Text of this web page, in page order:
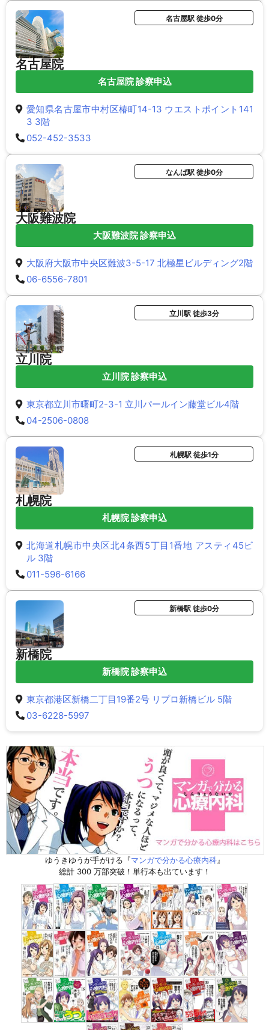
名古屋院
名古屋駅 徒歩0分
名古屋院 診察申込
愛知県名古屋市中村区椿町14-13 ウエストポイント141
3 3階
052-452-3533
大阪難波院
なんば駅 徒歩0分
大阪難波院 診察申込
大阪府大阪市中央区難波3-5-17 北極星ビルディング2階
06-6556-7801
立川院
立川駅 徒歩3分
立川院 診察申込
東京都立川市曙町2-3-1 立川パールイン藤堂ビル4階
04-2506-0808
札幌院
札幌駅 徒歩1分
札幌院 診察申込
北海道札幌市中央区北4条西5丁目1番地 アスティ45ビ
ル 3階
011-596-6166
新橋院
新橋駅 徒歩0分
新橋院 診察申込
東京都港区新橋二丁目19番2号 リプロ新橋ビル 5階
03-6228-5997
ゆうきゆうが手がける『マンガで分かる心療内科』
総計 300 万部突破！単行本も出ています！